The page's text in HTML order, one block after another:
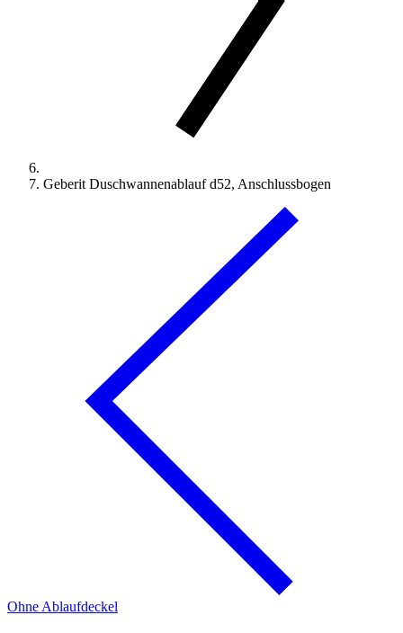
Geberit Duschwannenablauf d52, Anschlussbogen
Ohne Ablaufdeckel